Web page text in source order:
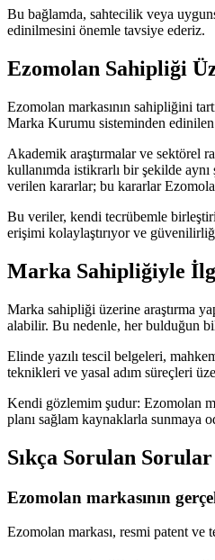
Bu bağlamda, sahtecilik veya
edinilmesini önemle tavsiye ederiz.
Ezomolan Sahipliği
Ezomolan markasının sahipliğini
Marka Kurumu sisteminden
Akademik araştırmalar ve sektörel
kullanımda istikrarlı bir şekilde
verilen kararlar; bu kararlar
Bu veriler, kendi tecrübemle
erişimi kolaylaştırıyor ve
Marka Sahipliğiyle
Marka sahipliği üzerine araştırma
alabilir. Bu nedenle, her bulduğun
Elinde yazılı tescil belgeleri,
teknikleri ve yasal adım süreçleri
Kendi gözlemim şudur: Ezomolan
planı sağlam kaynaklarla sunmaya
Sıkça Sorulan Sorular
Ezomolan markasının
Ezomolan markası, resmi patent